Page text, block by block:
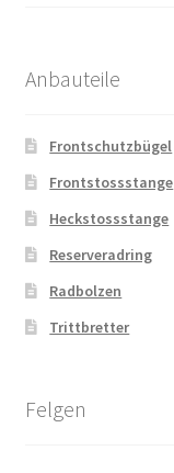
Anbauteile
Frontschutzbügel
Frontstossstange
Heckstossstange
Reserveradring
Radbolzen
Trittbretter
Felgen